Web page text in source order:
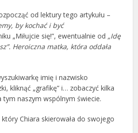
od lektury tego artykułu –
by kochać i być
„Miłujcie się!”, ewentualnie od „Idę
Heroiczna matka, która oddała
imię i nazwisko
kliknąć „grafikę” i… zobaczyć kilka
tym naszym wspólnym świecie.
Chiara skierowała do swojego